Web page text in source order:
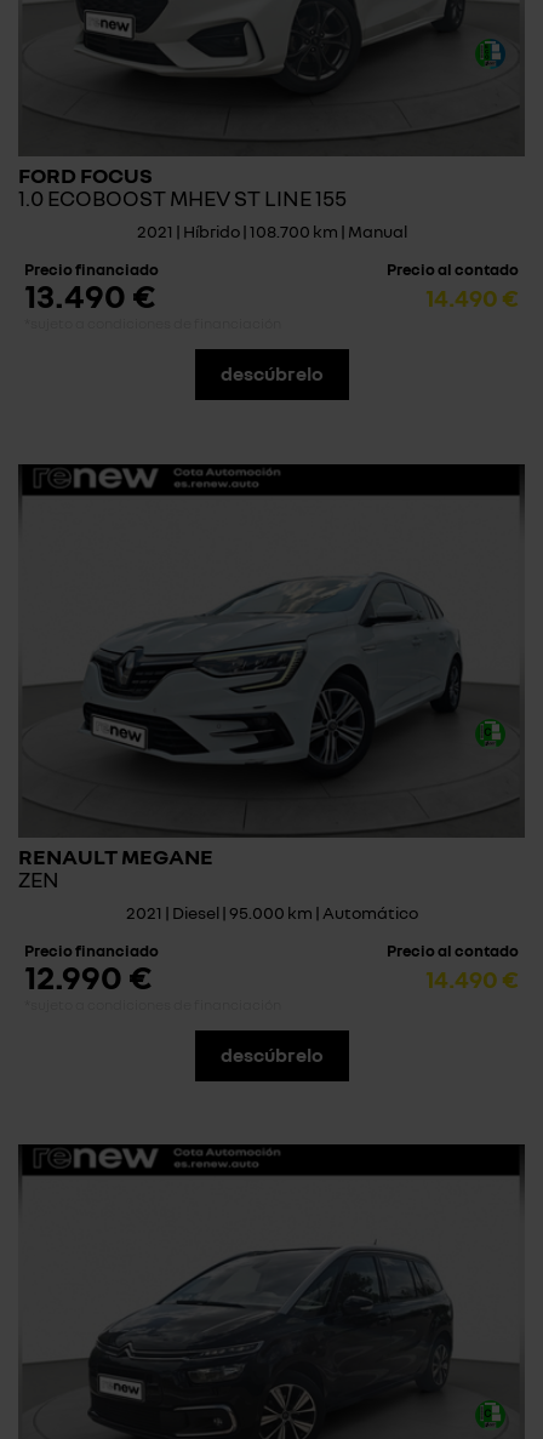
FORD FOCUS
1.0 ECOBOOST MHEV ST LINE 155
2021 | Híbrido | 108.700 km | Manual
Precio financiado
13.490 €
Precio al contado
14.490 €
descúbrelo
RENAULT MEGANE
ZEN
2021 | Diesel | 95.000 km | Automático
Precio financiado
12.990 €
Precio al contado
14.490 €
descúbrelo